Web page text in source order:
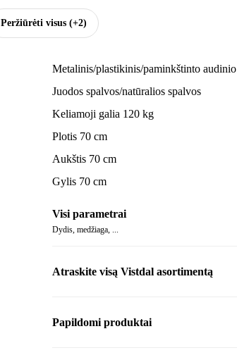
Peržiūrėti visus (+2)
Metalinis/plastikinis/paminkštinto audinio
Juodos spalvos/natūralios spalvos
Keliamoji galia 120 kg
Plotis 70 cm
Aukštis 70 cm
Gylis 70 cm
Visi parametrai
Dydis, medžiaga, ...
Atraskite visą Vistdal asortimentą
Papildomi produktai